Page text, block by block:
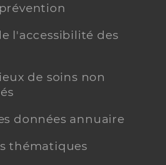
l'accessibilité des
de soins non
données annuaire
thématiques